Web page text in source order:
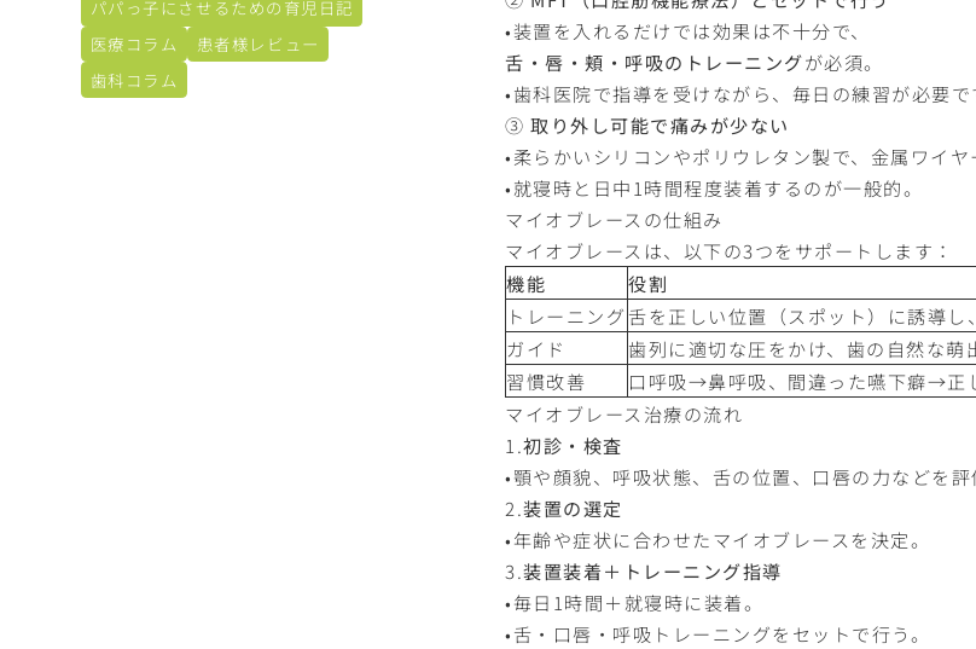
•装置を入れるだけでは効果は不十分で、
舌・唇・頬・呼吸のトレーニングが必須。
•歯科医院で指導を受けながら、毎日の練習が必要で
③ 取り外し可能で痛みが少ない
•柔らかいシリコンやポリウレタン製で、金属ワイヤ
•就寝時と日中1時間程度装着するのが一般的。
マイオブレースの仕組み
マイオブレースは、以下の3つをサポートします：
機能
役割
トレーニング 舌を正しい位置（スポット）に誘導し
ガイド
歯列に適切な圧をかけ、歯の自然な萌
習慣改善
口呼吸→鼻呼吸、間違った嚥下癖→正
マイオブレース治療の流れ
1.初診・検査
•顎や顔貌、呼吸状態、舌の位置、口唇の力などを評
2.装置の選定
•年齢や症状に合わせたマイオブレースを決定。
3.装置装着＋トレーニング指導
•毎日1時間＋就寝時に装着。
•舌・口唇・呼吸トレーニングをセットで行う。
パパっ子にさせるための育児日記
医療コラム
患者様レビュー
歯科コラム